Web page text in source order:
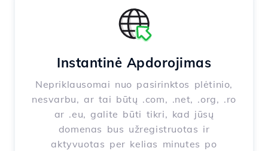
Instantinė Apdorojimas
Nepriklausomai nuo pasirinktos plėtinio,
nesvarbu, ar tai būtų .com, .net, .org, .ro
ar .eu, galite būti tikri, kad jūsų
domenas bus užregistruotas ir
aktyvuotas per kelias minutes po